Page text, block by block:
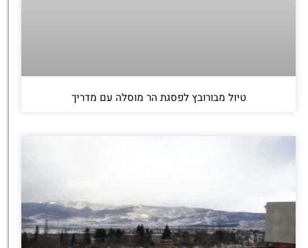
טיול מבורובץ לפסגת הר מוסלה עם מדריך